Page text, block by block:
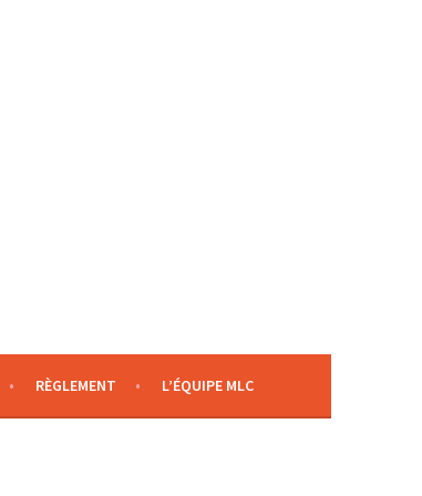
RÈGLEMENT L’ÉQUIPE MLC